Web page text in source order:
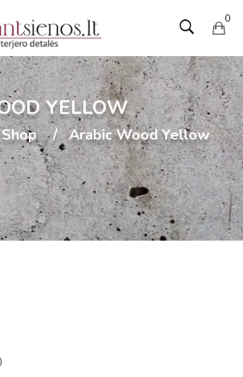
0
YELLOW
Shop Arabic Wood Yellow